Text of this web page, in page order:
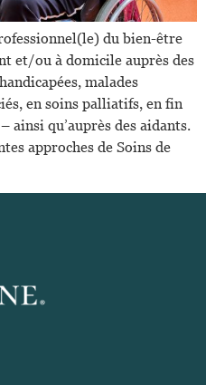
du bien-être
et/ou à domicile auprès des
malades
en soins palliatifs, en fin
ainsi qu’auprès des aidants.
approches de Soins de